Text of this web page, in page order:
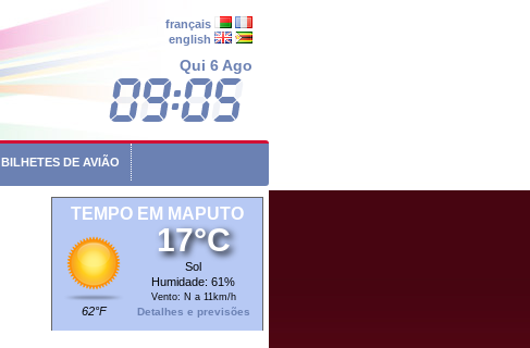
français
english
Qui 6 Ago
BILHETES DE AVIÃO
TEMPO EM MAPUTO
62°F
17°C
Sol
Humidade: 61%
Vento: N a 11km/h
Detalhes e previsões